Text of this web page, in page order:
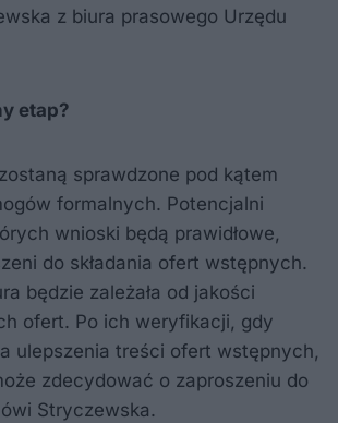
z biura prasowego Urzędu
etap?
sprawdzone pod kątem
formalnych. Potencjalni
wnioski będą prawidłowe,
do składania ofert wstępnych.
będzie zależała od jakości
ofert. Po ich weryfikacji, gdy
ulepszenia treści ofert wstępnych,
zdecydować o zaproszeniu do
Stryczewska.